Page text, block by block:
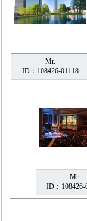
Mr.
ID：108426-01118
Mr.
ID：108426-